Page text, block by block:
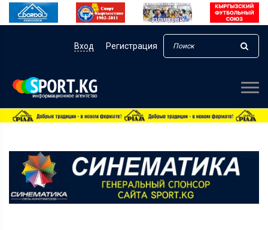
Вход Регистрация